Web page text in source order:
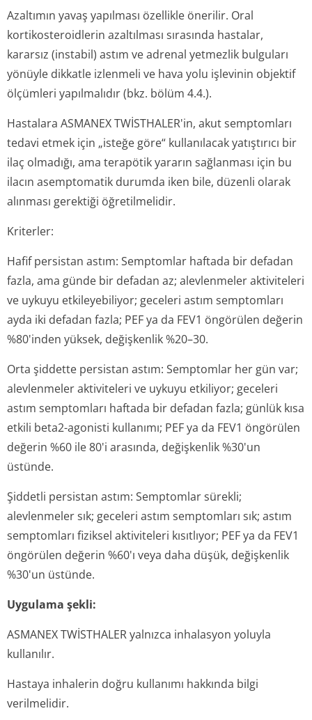
Azaltımın yavaş yapılması özellikle önerilir. Oral
kortikosteroidlerin azaltılması sırasında hastalar,
kararsız (instabil) astım ve adrenal yetmezlik bulguları
yönüyle dikkatle izlenmeli ve hava yolu işlevinin objektif
ölçümleri yapılmalıdır (bkz. bölüm 4.4.).
Hastalara ASMANEX TWİSTHALER'in, akut semptomları
tedavi etmek için „isteğe göre“ kullanılacak yatıştırıcı bir
ilaç olmadığı, ama terapötik yararın sağlanması için bu
ilacın asemptomatik durumda iken bile, düzenli olarak
alınması gerektiği öğretilmelidir.
Kriterler:
Hafif persistan astım: Semptomlar haftada bir defadan
fazla, ama günde bir defadan az; alevlenmeler aktiviteleri
ve uykuyu etkileyebiliyor; geceleri astım semptomları
ayda iki defadan fazla; PEF ya da FEV1 öngörülen değerin
%80'inden yüksek, değişkenlik %20–30.
Orta şiddette persistan astım: Semptomlar her gün var;
alevlenmeler aktiviteleri ve uykuyu etkiliyor; geceleri
astım semptomları haftada bir defadan fazla; günlük kısa
etkili beta2-agonisti kullanımı; PEF ya da FEV1 öngörülen
değerin %60 ile 80'i arasında, değişkenlik %30'un
üstünde.
Şiddetli persistan astım: Semptomlar sürekli;
alevlenmeler sık; geceleri astım semptomları sık; astım
semptomları fiziksel aktiviteleri kısıtlıyor; PEF ya da FEV1
öngörülen değerin %60'ı veya daha düşük, değişkenlik
%30'un üstünde.
Uygulama şekli:
ASMANEX TWİSTHALER yalnızca inhalasyon yoluyla
kullanılır.
Hastaya inhalerin doğru kullanımı hakkında bilgi
verilmelidir.